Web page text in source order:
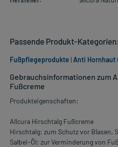
Gebrauchsinformationen zum
Fußcreme
Produkteigenschaften:
Allcura Hirschtalg Fußcreme
Hirschtalg: zum Schutz vor Blasen,
Salbei-Öl: zur Verminderung von
Passende Produkt-Kategorien:
Fußpflegeprodukte |Anti Hornhaut